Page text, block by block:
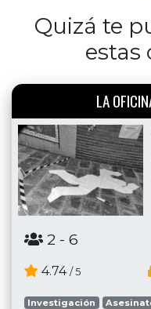
Quizá te
estas
LA
2 - 6
4.74 / 5
Investigación